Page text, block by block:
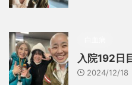
入院192日
2024/12/18